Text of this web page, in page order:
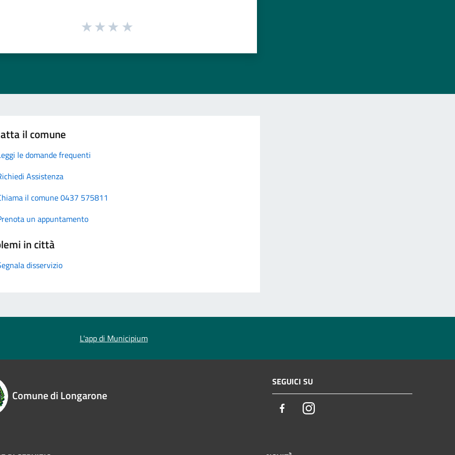
il comune
le domande frequenti
Assistenza
il comune 0437 575811
un appuntamento
in città
disservizio
L'app di Municipium
Comune di Longarone
SEGUICI SU
FacebookInstagram